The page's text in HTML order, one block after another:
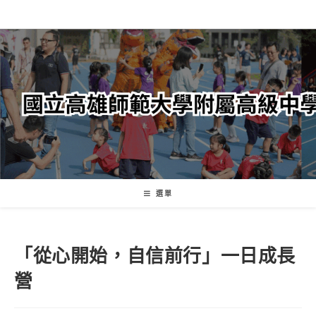
轉
至
主
內
容
選單
「從心開始，自信前行」一日成長
營